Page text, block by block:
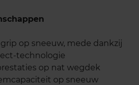
op sneeuw, mede dankzij
technologie
op nat wegdek
op sneeuw